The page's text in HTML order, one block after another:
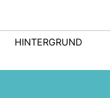
HINTERGRUND